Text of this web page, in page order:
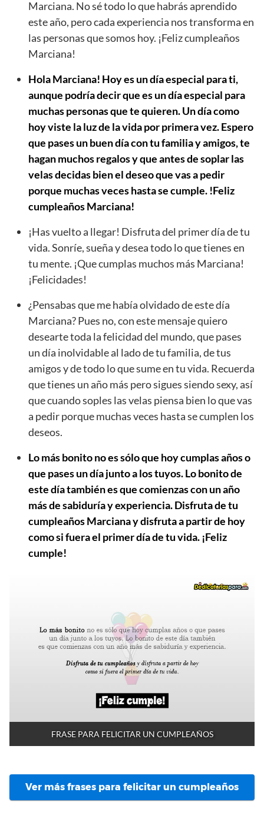
Marciana. No sé todo lo que habrás aprendido
este año, pero cada experiencia nos transforma en
las personas que somos hoy. ¡Feliz cumpleaños
Marciana!
Hola Marciana! Hoy es un día especial para ti,
aunque podría decir que es un día especial para
muchas personas que te quieren. Un día como
hoy viste la luz de la vida por primera vez. Espero
que pases un buen día con tu familia y amigos, te
hagan muchos regalos y que antes de soplar las
velas decidas bien el deseo que vas a pedir
porque muchas veces hasta se cumple. !Feliz
cumpleaños Marciana!
¡Has vuelto a llegar! Disfruta del primer día de tu
vida. Sonríe, sueña y desea todo lo que tienes en
tu mente. ¡Que cumplas muchos más Marciana!
¡Felicidades!
¿Pensabas que me había olvidado de este día
Marciana? Pues no, con este mensaje quiero
desearte toda la felicidad del mundo, que pases
un día inolvidable al lado de tu familia, de tus
amigos y de todo lo que sume en tu vida. Recuerda
que tienes un año más pero sigues siendo sexy, así
que cuando soples las velas piensa bien lo que vas
a pedir porque muchas veces hasta se cumplen los
deseos.
Lo más bonito no es sólo que hoy cumplas años o
que pases un día junto a los tuyos. Lo bonito de
este día también es que comienzas con un año
más de sabiduría y experiencia. Disfruta de tu
cumpleaños Marciana y disfruta a partir de hoy
como si fuera el primer día de tu vida. ¡Feliz
cumple!
FRASE PARA FELICITAR UN CUMPLEAÑOS
Ver más frases para felicitar un cumpleaños